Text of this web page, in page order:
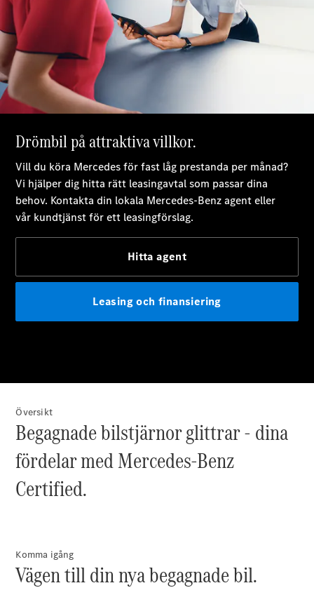
Översikt
Begagnade bilstjärnor glittrar - dina
fördelar med Mercedes-Benz
Certified.
Komma igång
Vägen till din nya begagnade bil.